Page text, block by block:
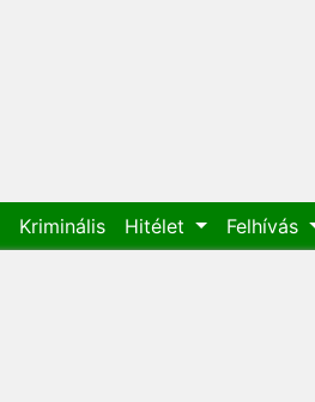
Kriminális Hitélet Felhívás